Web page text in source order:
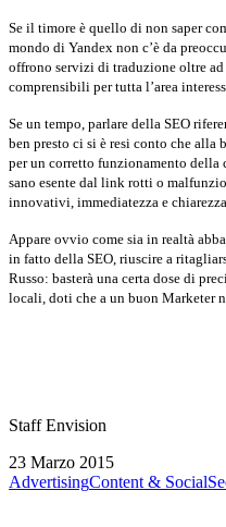
Se il timore è quello di non saper
mondo di Yandex non c’è da
offrono servizi di traduzione oltre
comprensibili per tutta l’area
Se un tempo, parlare della SEO
ben presto ci si è resi conto che alla
per un corretto funzionamento della
sano esente dal link rotti o
innovativi, immediatezza e chiarezza
Appare ovvio come sia in realtà
in fatto della SEO, riuscire a
Russo: basterà una certa dose di
locali, doti che a un buon Marketer
Staff Envision
23 Marzo 2015
AdvertisingContent & Social